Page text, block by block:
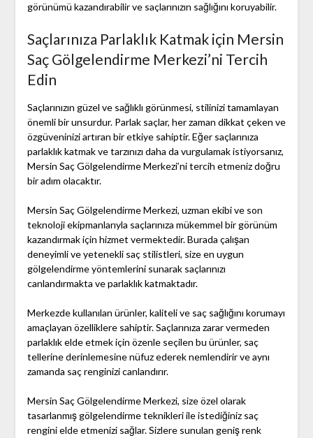
görünümü kazandırabilir ve saçlarınızın sağlığını koruyabilir.
Saçlarınıza Parlaklık Katmak için Mersin
Saç Gölgelendirme Merkezi’ni Tercih
Edin
Saçlarınızın güzel ve sağlıklı görünmesi, stilinizi tamamlayan
önemli bir unsurdur. Parlak saçlar, her zaman dikkat çeken ve
özgüveninizi artıran bir etkiye sahiptir. Eğer saçlarınıza
parlaklık katmak ve tarzınızı daha da vurgulamak istiyorsanız,
Mersin Saç Gölgelendirme Merkezi’ni tercih etmeniz doğru
bir adım olacaktır.
Mersin Saç Gölgelendirme Merkezi, uzman ekibi ve son
teknoloji ekipmanlarıyla saçlarınıza mükemmel bir görünüm
kazandırmak için hizmet vermektedir. Burada çalışan
deneyimli ve yetenekli saç stilistleri, size en uygun
gölgelendirme yöntemlerini sunarak saçlarınızı
canlandırmakta ve parlaklık katmaktadır.
Merkezde kullanılan ürünler, kaliteli ve saç sağlığını korumayı
amaçlayan özelliklere sahiptir. Saçlarınıza zarar vermeden
parlaklık elde etmek için özenle seçilen bu ürünler, saç
tellerine derinlemesine nüfuz ederek nemlendirir ve aynı
zamanda saç renginizi canlandırır.
Mersin Saç Gölgelendirme Merkezi, size özel olarak
tasarlanmış gölgelendirme teknikleri ile istediğiniz saç
rengini elde etmenizi sağlar. Sizlere sunulan geniş renk